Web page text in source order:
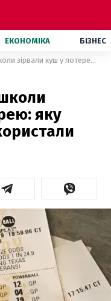
ЕКОНОМІКА БІЗНЕС
У США працівники школи зірвали куш у лотерею: яку стратегію вони використали
яку